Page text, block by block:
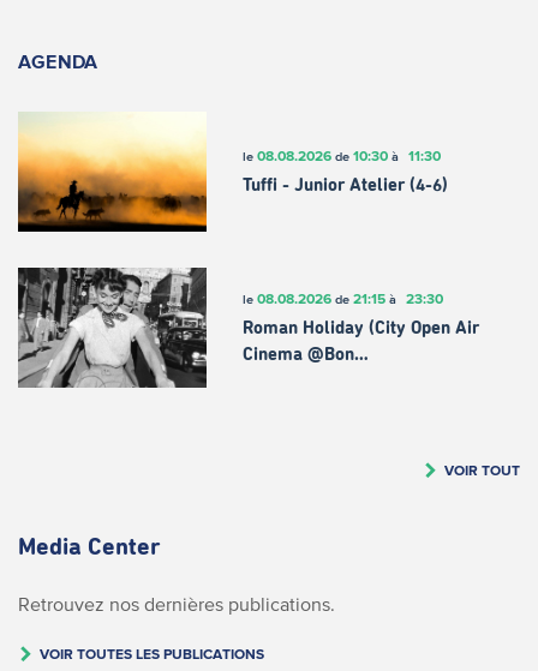
AGENDA
le 08.08.2026de 10:30à 11:30
Tuffi - Junior Atelier (4-6)
le 08.08.2026de 21:15à 23:30
Roman Holiday (City Open Air
Cinema @Bon…
VOIR TOUT
Media Center
Retrouvez nos dernières publications.
VOIR TOUTES LES PUBLICATIONS